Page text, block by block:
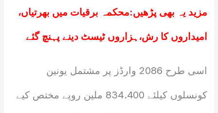
مزید یہ بھی پڑھیں:محکمہ برقیات میں بھرتیاں،
امیداروں کا رش،ہزاروں ٹیسٹ دینے پہنچ گئے
اسی طرح 2086 وارڈز پر مشتمل یونین
کونسلوں کیلئے 834.400 ملین روپے مختص کیے